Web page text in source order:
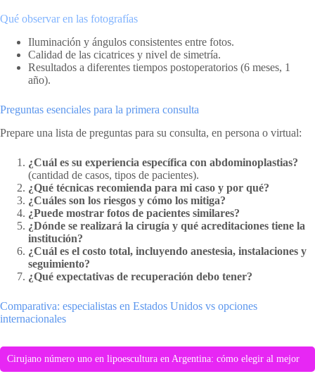
Qué observar en las fotografías
Iluminación y ángulos consistentes entre fotos.
Calidad de las cicatrices y nivel de simetría.
Resultados a diferentes tiempos postoperatorios (6 meses, 1
año).
Preguntas esenciales para la primera consulta
Prepare una lista de preguntas para su consulta, en persona o virtual:
¿Cuál es su experiencia específica con abdominoplastias?
(cantidad de casos, tipos de pacientes).
¿Qué técnicas recomienda para mi caso y por qué?
¿Cuáles son los riesgos y cómo los mitiga?
¿Puede mostrar fotos de pacientes similares?
¿Dónde se realizará la cirugía y qué acreditaciones tiene la
institución?
¿Cuál es el costo total, incluyendo anestesia, instalaciones y
seguimiento?
¿Qué expectativas de recuperación debo tener?
Comparativa: especialistas en Estados Unidos vs opciones
internacionales
Cirujano número uno en lipoescultura en Argentina: cómo elegir al mejor